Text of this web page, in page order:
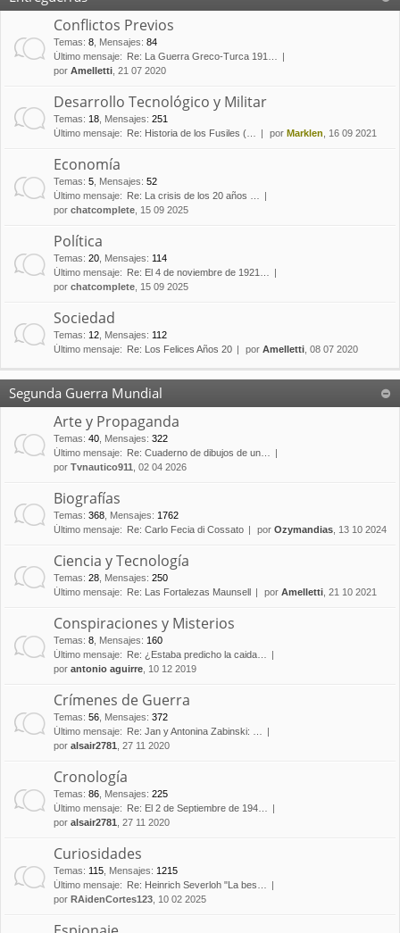
Conflictos Previos
Temas: 8 Mensajes: 84
Último mensaje:
Re: La Guerra Greco-Turca 191…
por Amelletti , 21 07 2020
Desarrollo Tecnológico y Militar
Temas: 18 Mensajes: 251
Último mensaje:
Re: Historia de los Fusiles (… por Marklen , 16 09 2021
Economía
Temas: 5 Mensajes: 52
Último mensaje:
Re: La crisis de los 20 años …
por chatcomplete , 15 09 2025
Política
Temas: 20 Mensajes: 114
Último mensaje:
Re: El 4 de noviembre de 1921…
por chatcomplete , 15 09 2025
Sociedad
Temas: 12 Mensajes: 112
Último mensaje:
Re: Los Felices Años 20 por Amelletti , 08 07 2020
Segunda Guerra Mundial
Arte y Propaganda
Temas: 40 Mensajes: 322
Último mensaje:
Re: Cuaderno de dibujos de un…
por Tvnautico911 , 02 04 2026
Biografías
Temas: 368 Mensajes: 1762
Último mensaje:
Re: Carlo Fecia di Cossato por Ozymandias , 13 10 2024
Ciencia y Tecnología
Temas: 28 Mensajes: 250
Último mensaje:
Re: Las Fortalezas Maunsell por Amelletti , 21 10 2021
Conspiraciones y Misterios
Temas: 8 Mensajes: 160
Último mensaje:
Re: ¿Estaba predicho la caida…
por antonio aguirre , 10 12 2019
Crímenes de Guerra
Temas: 56 Mensajes: 372
Último mensaje:
Re: Jan y Antonina Zabinski: …
por alsair2781 , 27 11 2020
Cronología
Temas: 86 Mensajes: 225
Último mensaje:
Re: El 2 de Septiembre de 194…
por alsair2781 , 27 11 2020
Curiosidades
Temas: 115 Mensajes: 1215
Último mensaje:
Re: Heinrich Severloh "La bes…
por RAidenCortes123 , 10 02 2025